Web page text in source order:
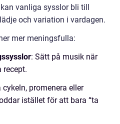
vanliga sysslor bli till
och variation i vardagen.
mer meningsfulla:
: Sätt på musik när
recept.
cykeln, promenera eller
istället för att bara “ta